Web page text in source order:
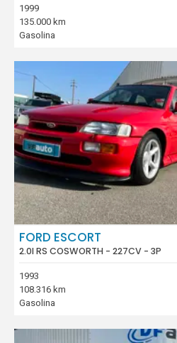
1999
135.000 km
Gasolina
FORD ESCORT
2.0I RS COSWORTH - 227CV - 3P
1993
108.316 km
Gasolina